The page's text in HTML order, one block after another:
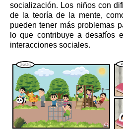
socialización. Los niños con
de la teoría de la mente,
pueden tener más problemas
lo que contribuye a desafíos
interacciones sociales.